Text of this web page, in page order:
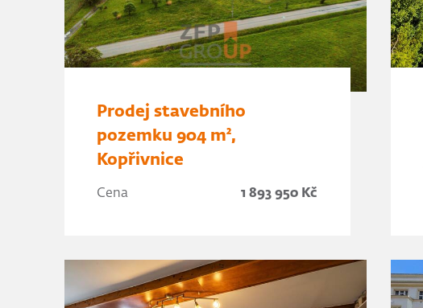
Prodej stavebního
pozemku 904 m²,
Kopřivnice
Cena 1 893 950 Kč